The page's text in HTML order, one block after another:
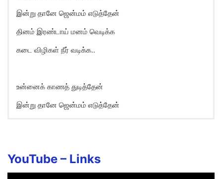
இன்று தானே ஜென்மம் எடுத்தேன்
தினம் இரண்டாய் மனம் வெடிக்க
கடை விழிகள் நீர் வடிக்க..
உன்னைக் காணத் துடித்தேன்
இன்று தானே ஜென்மம் எடுத்தேன்
Unnai kaana thudithen
Indru thaanae jenmam eduthen
YouTube – Links